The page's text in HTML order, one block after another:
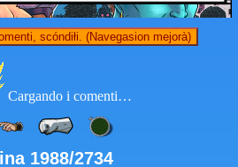
scóndiłi. (Navegasion mejorà)
Cargando i comenti…
1988/2734